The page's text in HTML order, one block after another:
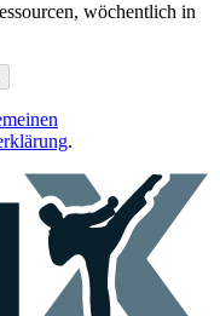
wöchentlich in
.